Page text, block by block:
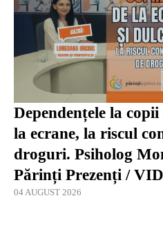
Dependențele la
la ecrane, la riscul
droguri. Psiholog
Părinți Prezenți /
04 AUGUST 2026